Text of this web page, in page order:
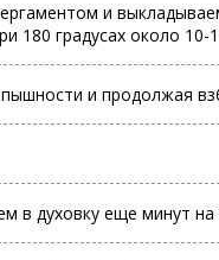
и
180 градусах около
и продолжая
в духовку еще минут на